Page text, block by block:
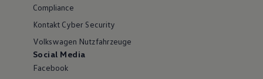
Compliance
Kontakt Cyber Security
Volkswagen Nutzfahrzeuge
Social Media
Facebook